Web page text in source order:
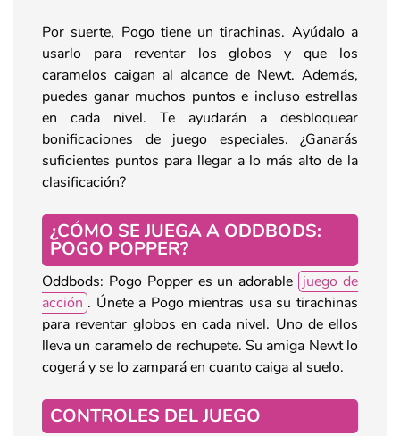
Por suerte, Pogo tiene un tirachinas. Ayúdalo a
usarlo para reventar los globos y que los
caramelos caigan al alcance de Newt. Además,
puedes ganar muchos puntos e incluso estrellas
en cada nivel. Te ayudarán a desbloquear
bonificaciones de juego especiales. ¿Ganarás
suficientes puntos para llegar a lo más alto de la
clasificación?
¿CÓMO SE JUEGA A ODDBODS:
POGO POPPER?
Oddbods: Pogo Popper es un adorable juego de
acción . Únete a Pogo mientras usa su tirachinas
para reventar globos en cada nivel. Uno de ellos
lleva un caramelo de rechupete. Su amiga Newt lo
cogerá y se lo zampará en cuanto caiga al suelo.
CONTROLES DEL JUEGO